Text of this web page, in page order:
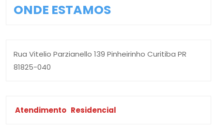
ONDE ESTAMOS
Rua Vitelio Parzianello 139 Pinheirinho Curitiba PR
81825-040
Atendimento Residencial